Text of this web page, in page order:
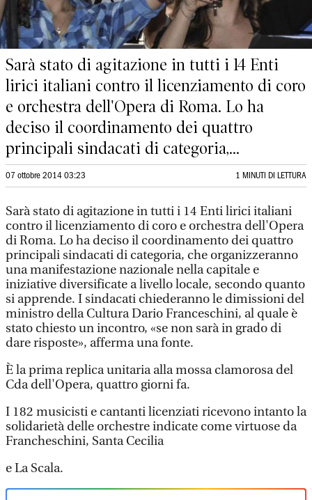
Sarà stato di agitazione in tutti i 14 Enti
lirici italiani contro il licenziamento di coro
e orchestra dell'Opera di Roma. Lo ha
deciso il coordinamento dei quattro
principali sindacati di categoria,...
07 ottobre 2014 03:23 1 MINUTI DI LETTURA
Sarà stato di agitazione in tutti i 14 Enti lirici italiani
contro il licenziamento di coro e orchestra dell'Opera
di Roma. Lo ha deciso il coordinamento dei quattro
principali sindacati di categoria, che organizzeranno
una manifestazione nazionale nella capitale e
iniziative diversificate a livello locale, secondo quanto
si apprende. I sindacati chiederanno le dimissioni del
ministro della Cultura Dario Franceschini, al quale è
stato chiesto un incontro, «se non sarà in grado di
dare risposte», afferma una fonte.
È la prima replica unitaria alla mossa clamorosa del
Cda dell'Opera, quattro giorni fa.
I 182 musicisti e cantanti licenziati ricevono intanto la
solidarietà delle orchestre indicate come virtuose da
Francheschini, Santa Cecilia
e La Scala.